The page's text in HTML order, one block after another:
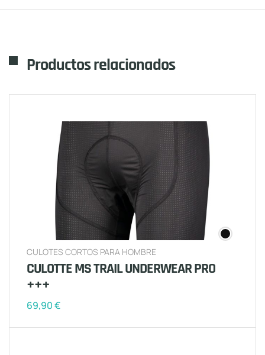
Productos relacionados
CULOTES CORTOS PARA HOMBRE
CULOTTE MS TRAIL UNDERWEAR PRO
+++
69,90€